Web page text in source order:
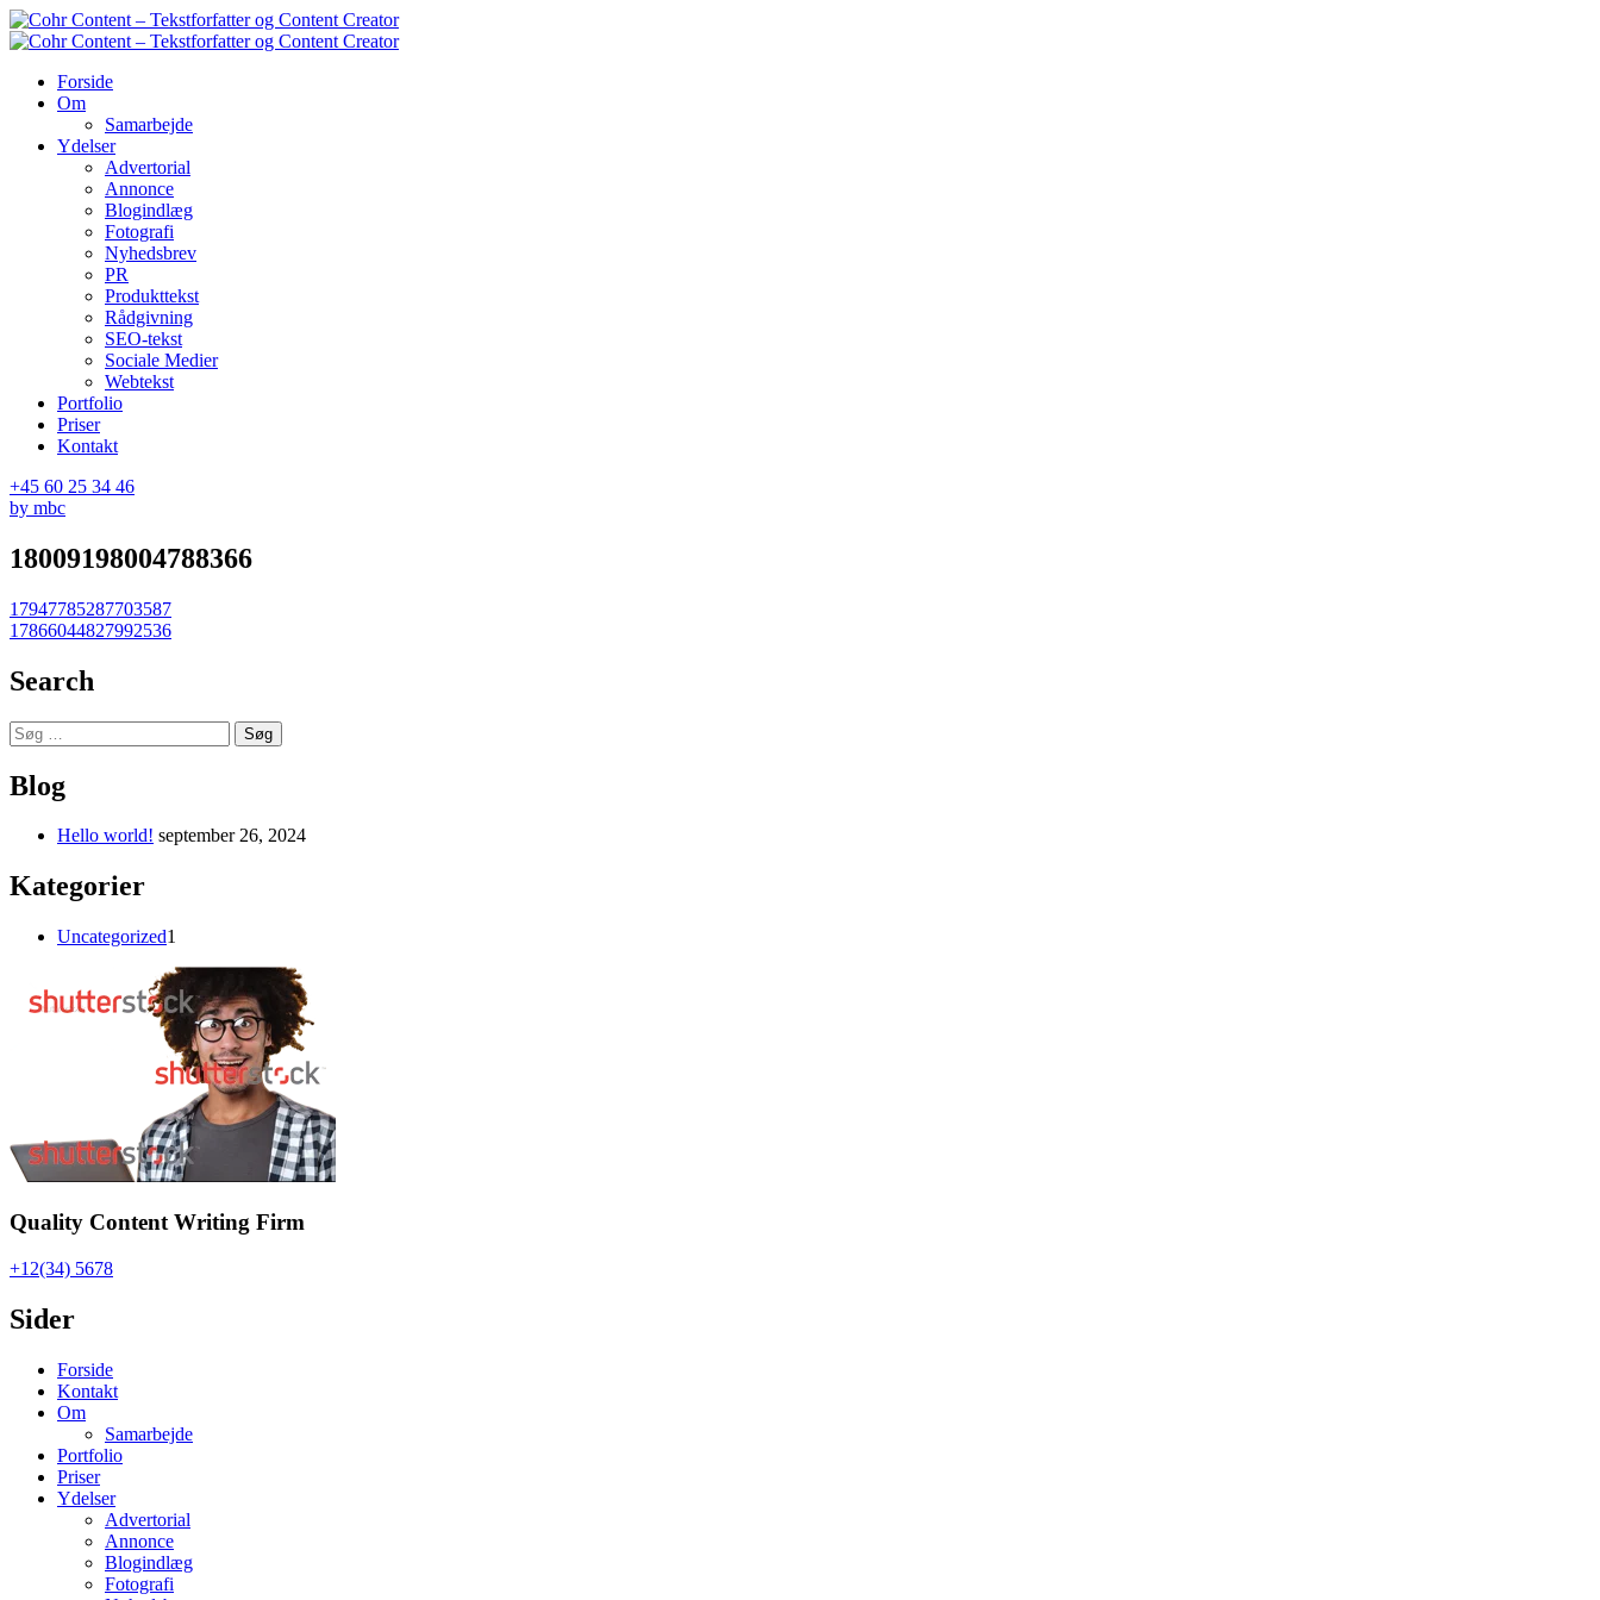
Skip
to
Forside
Om
Samarbejde
Ydelser
Advertorial
Annonce
Blogindlæg
Fotografi
Nyhedsbrev
PR
Produkttekst
Rådgivning
SEO-tekst
Sociale Medier
Webtekst
Portfolio
Priser
Kontakt
+45 60 25 34 46
by mbc
18009198004788366
Indlægsnavigation
17947785287703587
17866044827992536
Search
Søg
efter:
Blog
Hello world! september 26, 2024
Kategorier
Uncategorized1
Quality Content Writing Firm
+12(34) 5678
Sider
Forside
Kontakt
Om
Samarbejde
Portfolio
Priser
Ydelser
Advertorial
Annonce
Blogindlæg
Fotografi